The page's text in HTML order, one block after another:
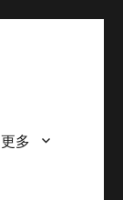
更多